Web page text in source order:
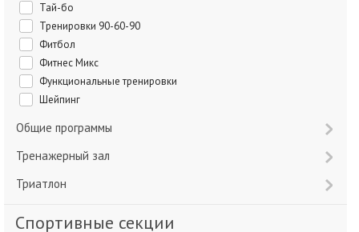
Тай-бо
Тренировки 90-60-90
Фитбол
Фитнес Микс
Функциональные тренировки
Шейпинг
Общие программы
Тренажерный зал
Триатлон
Спортивные секции